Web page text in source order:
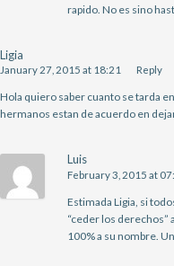
rapido. No es sino
Ligia
January 27, 2015 at 18:21 Reply
Hola quiero saber cuanto se tarda
hermanos estan de acuerdo en
Luis
February 3, 2015 at
Estimada Ligia, si
“ceder los derechos”
100% a su nombre.